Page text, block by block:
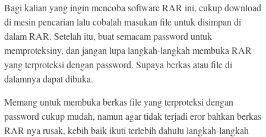
Bagi kalian yang ingin mencoba software RAR ini, cukup download
di mesin pencarian lalu cobalah masukan file untuk disimpan di
dalam RAR. Setelah itu, buat semacam password untuk
memproteksiny, dan jangan lupa langkah-langkah membuka RAR
yang terproteksi dengan password. Supaya berkas atau file di
dalamnya dapat dibuka.
Memang untuk membuka berkas file yang terproteksi dengan
password cukup mudah, namun agar tidak terjadi eror bahkan berkas
RAR nya rusak, kebih baik ikuti terlebih dahulu langkah-langkah